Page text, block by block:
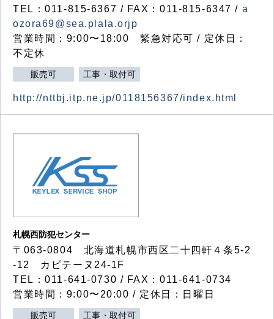
TEL：011-815-6367 / FAX：011-815-6347 / a
ozora69@sea.plala.orjp
営業時間：9:00〜18:00 緊急対応可 / 定休日：
不定休
販売可 工事・取付可
http://nttbj.itp.ne.jp/0118156367/index.html
札幌西防犯センター
〒063-0804 北海道札幌市西区二十四軒４条5-2
-12 カピテーヌ24-1F
TEL：011-641-0730 / FAX：011-641-0734
営業時間：9:00〜20:00 / 定休日：日曜日
販売可 工事・取付可